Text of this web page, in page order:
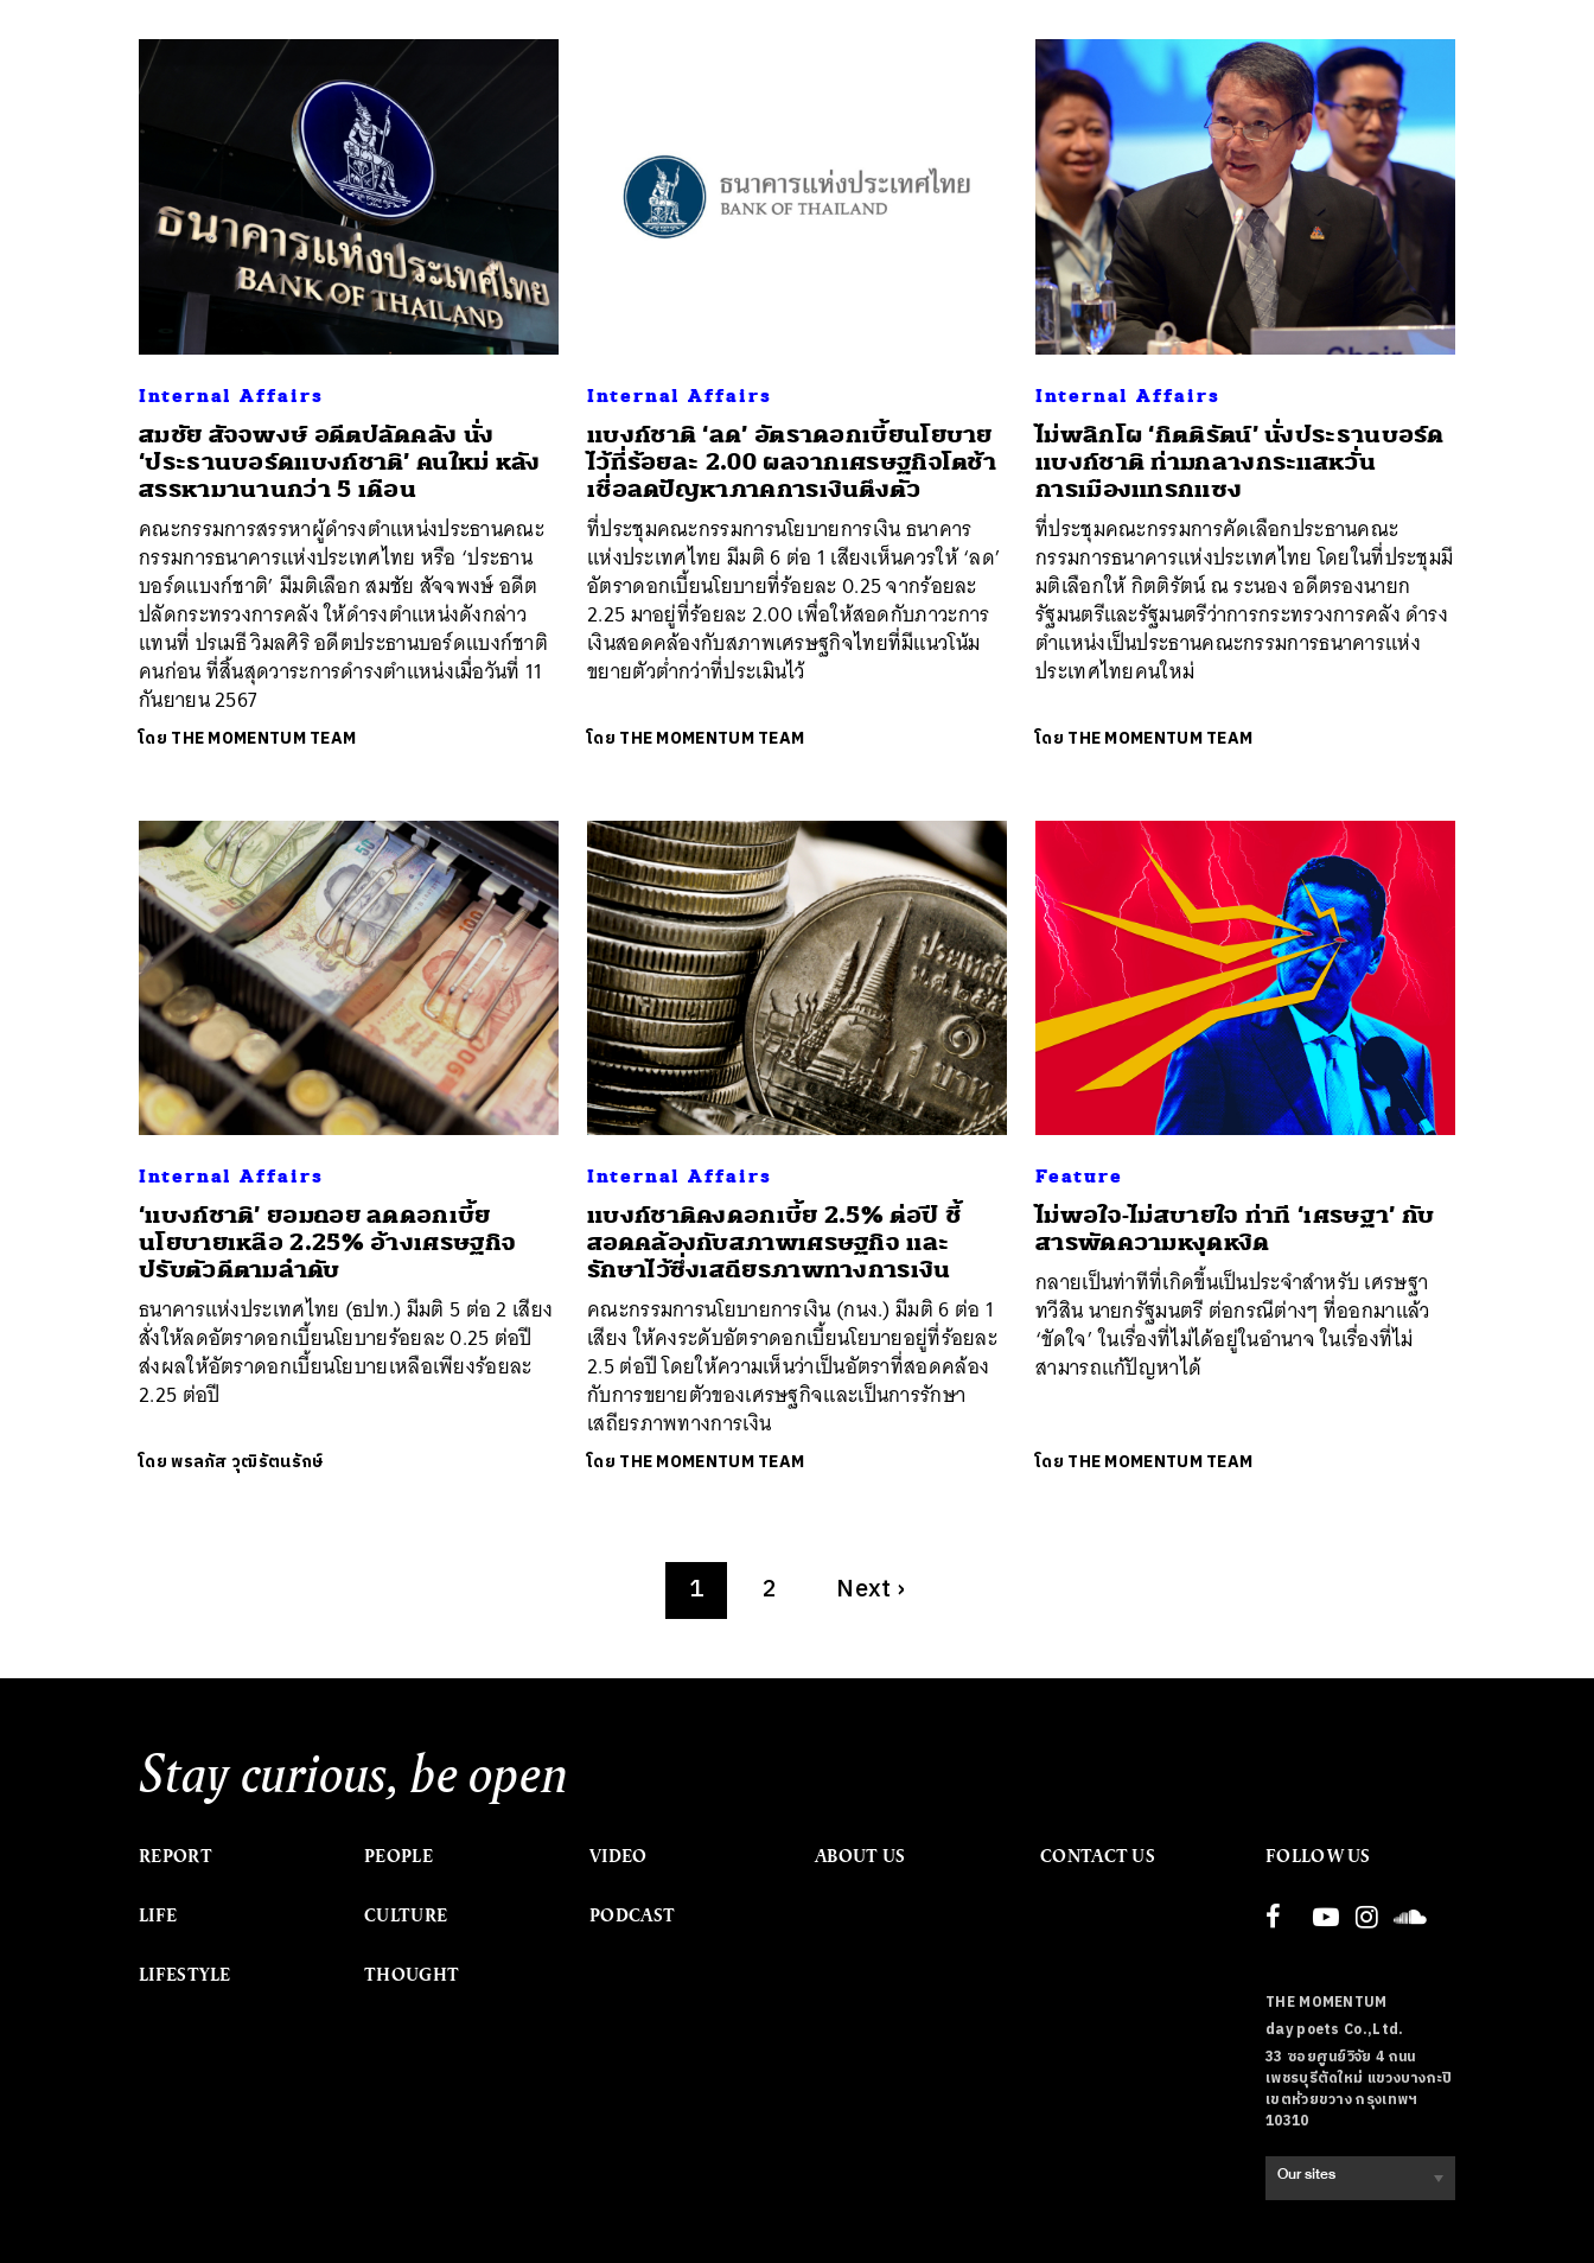
Internal Affairs
สมชัย สัจจพงษ์ อดีตปลัดคลัง นั่ง
‘ประธานบอร์ดแบงก์ชาติ’ คนใหม่ หลัง
สรรหามานานกว่า 5 เดือน
คณะกรรมการสรรหาผู้ดำรงตำแหน่งประธานคณะ
กรรมการธนาคารแห่งประเทศไทย หรือ ‘ประธาน
บอร์ดแบงก์ชาติ’ มีมติเลือก สมชัย สัจจพงษ์ อดีต
ปลัดกระทรวงการคลัง ให้ดำรงตำแหน่งดังกล่าว
แทนที่ ปรเมธี วิมลศิริ อดีตประธานบอร์ดแบงก์ชาติ
คนก่อน ที่สิ้นสุดวาระการดำรงตำแหน่งเมื่อวันที่ 11
กันยายน 2567
โดย THE MOMENTUM TEAM
Internal Affairs
แบงก์ชาติ ‘ลด’ อัตราดอกเบี้ยนโยบาย
ไว้ที่ร้อยละ 2.00 ผลจากเศรษฐกิจโตช้า
เชื่อลดปัญหาภาคการเงินตึงตัว
ที่ประชุมคณะกรรมการนโยบายการเงิน ธนาคาร
แห่งประเทศไทย มีมติ 6 ต่อ 1 เสียงเห็นควรให้ ‘ลด’
อัตราดอกเบี้ยนโยบายที่ร้อยละ 0.25 จากร้อยละ
2.25 มาอยู่ที่ร้อยละ 2.00 เพื่อให้สอดกับภาวะการ
เงินสอดคล้องกับสภาพเศรษฐกิจไทยที่มีแนวโน้ม
ขยายตัวต่ำกว่าที่ประเมินไว้
โดย THE MOMENTUM TEAM
Internal Affairs
ไม่พลิกโผ ‘กิตติรัตน์’ นั่งประธานบอร์ด
แบงก์ชาติ ท่ามกลางกระแสหวั่น
การเมืองแทรกแซง
ที่ประชุมคณะกรรมการคัดเลือกประธานคณะ
กรรมการธนาคารแห่งประเทศไทย โดยในที่ประชุมมี
มติเลือกให้ กิตติรัตน์ ณ ระนอง อดีตรองนายก
รัฐมนตรีและรัฐมนตรีว่าการกระทรวงการคลัง ดำรง
ตำแหน่งเป็นประธานคณะกรรมการธนาคารแห่ง
ประเทศไทยคนใหม่
โดย THE MOMENTUM TEAM
Internal Affairs
‘แบงก์ชาติ’ ยอมถอย ลดดอกเบี้ย
นโยบายเหลือ 2.25% อ้างเศรษฐกิจ
ปรับตัวดีตามลำดับ
ธนาคารแห่งประเทศไทย (ธปท.) มีมติ 5 ต่อ 2 เสียง
สั่งให้ลดอัตราดอกเบี้ยนโยบายร้อยละ 0.25 ต่อปี
ส่งผลให้อัตราดอกเบี้ยนโยบายเหลือเพียงร้อยละ
2.25 ต่อปี
โดยพรลภัส วุฒิรัตนรักษ์
Internal Affairs
แบงก์ชาติคงดอกเบี้ย 2.5% ต่อปี ชี้
สอดคล้องกับสภาพเศรษฐกิจ และ
รักษาไว้ซึ่งเสถียรภาพทางการเงิน
คณะกรรมการนโยบายการเงิน (กนง.) มีมติ 6 ต่อ 1
เสียง ให้คงระดับอัตราดอกเบี้ยนโยบายอยู่ที่ร้อยละ
2.5 ต่อปี โดยให้ความเห็นว่าเป็นอัตราที่สอดคล้อง
กับการขยายตัวของเศรษฐกิจและเป็นการรักษา
เสถียรภาพทางการเงิน
โดย THE MOMENTUM TEAM
Feature
ไม่พอใจ-ไม่สบายใจ ท่าที ‘เศรษฐา’ กับ
สารพัดความหงุดหงิด
กลายเป็นท่าทีที่เกิดขึ้นเป็นประจำสำหรับ เศรษฐา
ทวีสิน นายกรัฐมนตรี ต่อกรณีต่างๆ ที่ออกมาแล้ว
‘ขัดใจ’ ในเรื่องที่ไม่ได้อยู่ในอำนาจ ในเรื่องที่ไม่
สามารถแก้ปัญหาได้
โดย THE MOMENTUM TEAM
1 2 Next ›
Stay curious, be open
REPORT
LIFE
LIFESTYLE
PEOPLE
CULTURE
THOUGHT
VIDEO
PODCAST
ABOUT US CONTACT US FOLLOW US
THE MOMENTUM
day poets Co.,Ltd.
33 ซอยศูนย์วิจัย 4 ถนน
เพชรบุรีตัดใหม่ แขวงบางกะปิ
เขตห้วยขวาง กรุงเทพฯ
10310
ค้นหา
SHARE TWEET LINE EMAIL